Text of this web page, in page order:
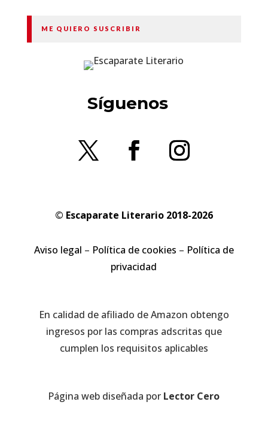
ME QUIERO SUSCRIBIR
Síguenos
© Escaparate Literario 2018-2026
Aviso legal – Política de cookies – Política de
privacidad
En calidad de afiliado de Amazon obtengo
ingresos por las compras adscritas que
cumplen los requisitos aplicables
Página web diseñada por Lector Cero